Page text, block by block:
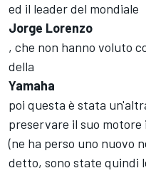
ed il leader del mondiale
Jorge Lorenzo
, che non hanno voluto
della
Yamaha
poi questa è stata
preservare il suo
(ne ha perso uno nuovo
detto, sono state quindi